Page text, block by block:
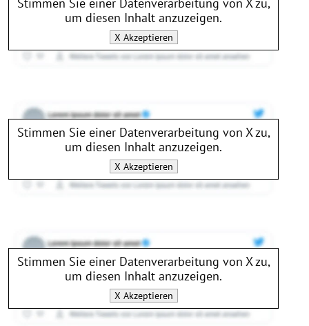
Stimmen Sie einer Datenverarbeitung von Xzu,
um diesen Inhalt anzuzeigen.
X Akzeptieren
Stimmen Sie einer Datenverarbeitung von Xzu,
um diesen Inhalt anzuzeigen.
X Akzeptieren
Stimmen Sie einer Datenverarbeitung von Xzu,
um diesen Inhalt anzuzeigen.
X Akzeptieren